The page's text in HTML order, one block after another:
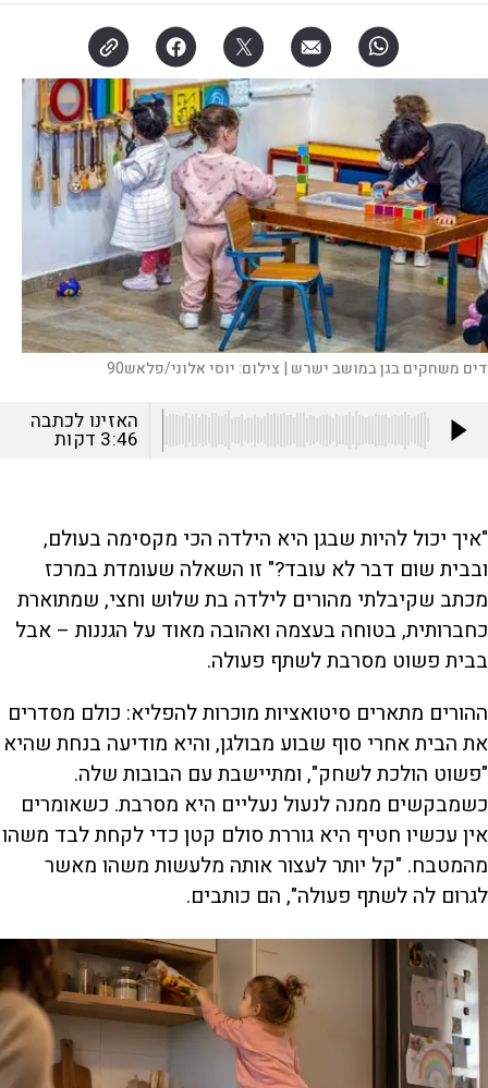
משחקים בגן במושב ישרש | צילום:יוסי אלוני/פלאש90
האזינו לכתבה
3:46 דקות
"איך יכול להיות שבגן היא הילדה הכי מקסימה בעולם,
ובבית שום דבר לא עובד?" זו השאלה שעומדת במרכז
מכתב שקיבלתי מהורים לילדה בת שלוש וחצי, שמתוארת
כחברותית, בטוחה בעצמה ואהובה מאוד על הגננות – אבל
בבית פשוט מסרבת לשתף פעולה.
ההורים מתארים סיטואציות מוכרות להפליא: כולם מסדרים
את הבית אחרי סוף שבוע מבולגן, והיא מודיעה בנחת שהיא
"פשוט הולכת לשחק", ומתיישבת עם הבובות שלה.
כשמבקשים ממנה לנעול נעליים היא מסרבת. כשאומרים
אין עכשיו חטיף היא גוררת סולם קטן כדי לקחת לבד משהו
מהמטבח. "קל יותר לעצור אותה מלעשות משהו מאשר
לגרום לה לשתף פעולה", הם כותבים.